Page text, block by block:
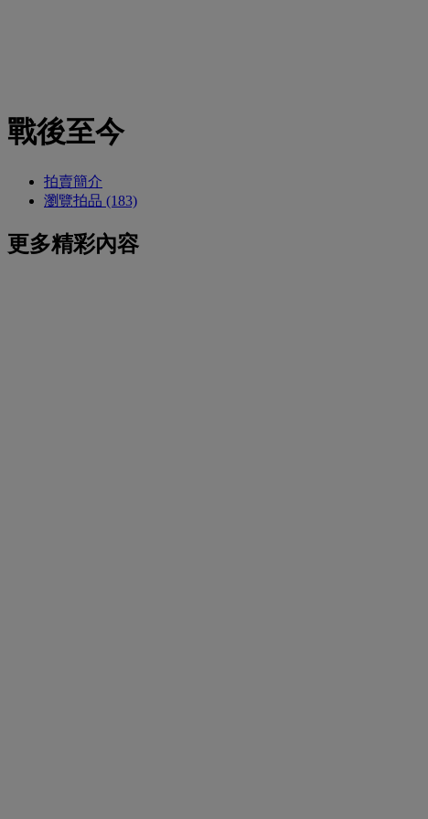
戰後至今
拍賣簡介
瀏覽拍品 (183)
更多精彩內容